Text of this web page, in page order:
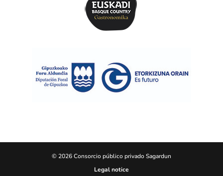
© 2026 Consorcio público privado Sagardun
Legal notice